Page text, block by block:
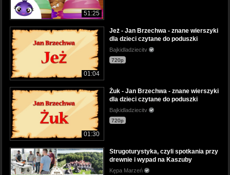
51:25
01:04
Jeż - Jan Brzechwa - znane wierszyki
dla dzieci czytane do poduszki
Bajkidladziecitv
720p
01:30
Żuk - Jan Brzechwa - znane wierszyki
dla dzieci czytane do poduszki
Bajkidladziecitv
720p
Strugoturystyka, czyli spotkania przy
drewnie i wypad na Kaszuby
Kępa Marzeń